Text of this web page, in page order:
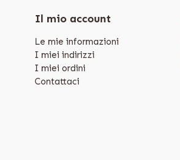
Il mio account
Le mie informazioni
I miei indirizzi
I miei ordini
Contattaci